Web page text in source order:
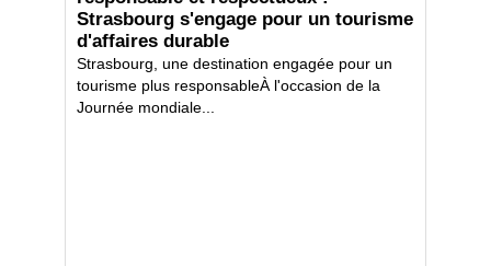
Strasbourg s'engage pour un tourisme
d'affaires durable
Strasbourg, une destination engagée pour un
tourisme plus responsableÀ l'occasion de la
Journée mondiale...